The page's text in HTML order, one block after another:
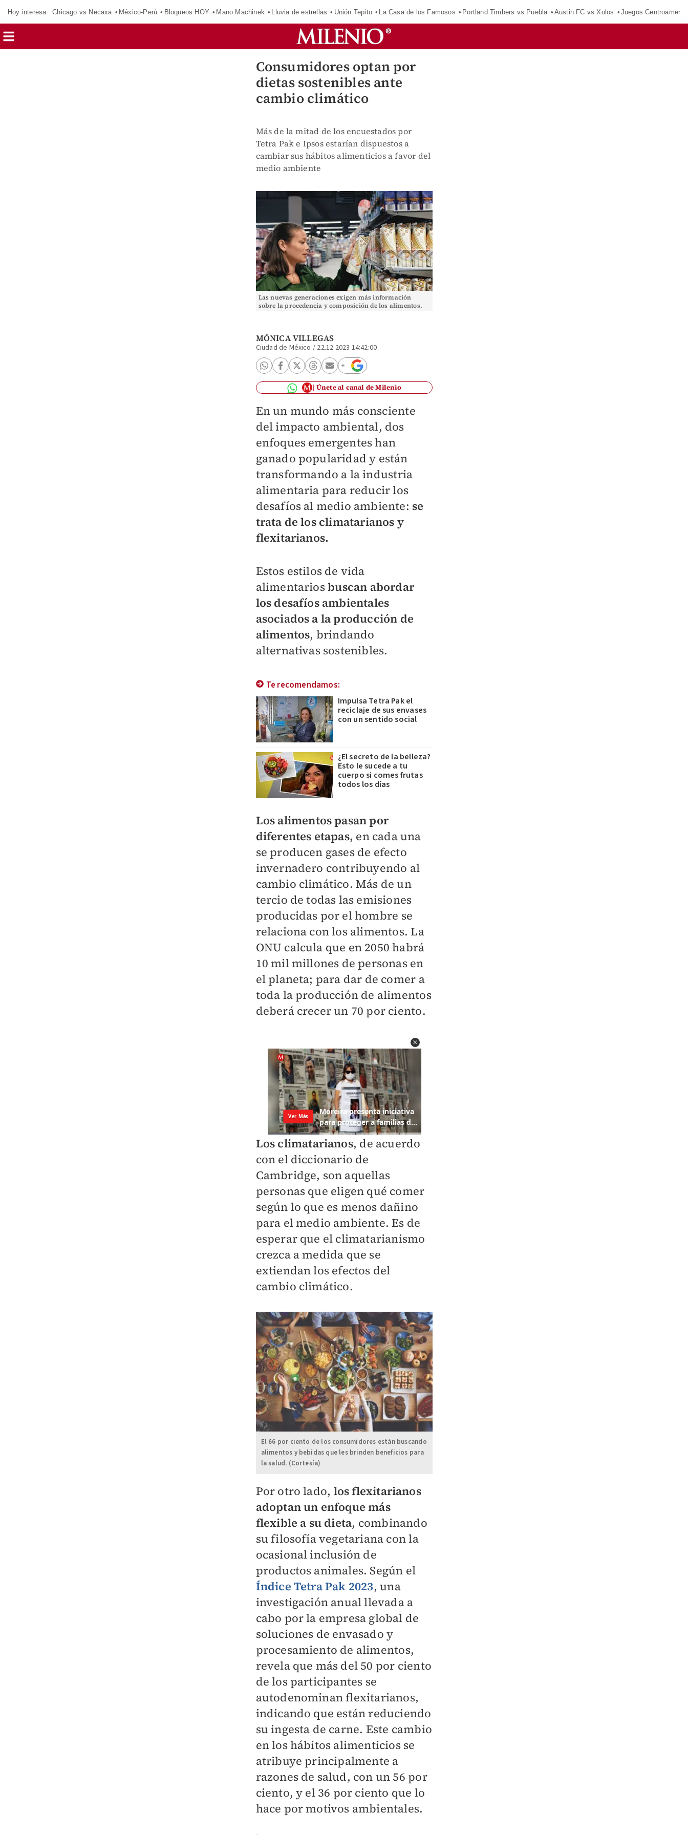
Hoy interesa: Chicago vs Necaxa México-Perú Bloqueos HOY Mano Machinek Lluvia de estrellas Unión Tepito La Casa de los Famosos Portland Timbers vs Puebla Austin FC vs Xolos Juegos
Consumidores optan por
dietas sostenibles ante
cambio climático
Más de la mitad de los encuestados por
Tetra Pak e Ipsos estarían dispuestos a
cambiar sus hábitos alimenticios a favor del
medio ambiente
Las nuevas generaciones exigen más información
sobre la procedencia y composición de los alimentos.
MÓNICA VILLEGAS
Ciudad de México / 22.12.2023 14:42:00
Únete al canal de Milenio
En un mundo más consciente
del impacto ambiental, dos
enfoques emergentes han
ganado popularidad y están
transformando a la industria
alimentaria para reducir los
desafíos al medio ambiente: se
trata de los climatarianos y
flexitarianos.
Estos estilos de vida
alimentariosbuscan abordar
los desafíos ambientales
asociados a la producción de
alimentos, brindando
alternativas sostenibles.
Te recomendamos:
Impulsa Tetra Pak el
reciclaje de sus envases
con un sentido social
¿El secreto de la belleza?
Esto le sucede a tu
cuerpo si comes frutas
todos los días
Los alimentos pasan por
diferentes etapas, en cada una
se producen gases de efecto
invernadero contribuyendo al
cambio climático. Más de un
tercio de todas las emisiones
producidas por el hombre se
relaciona con los alimentos. La
ONU calcula que en 2050 habrá
10 mil millones de personas en
el planeta; para dar de comer a
toda la producción de alimentos
deberá crecer un 70 por ciento.
Los climatarianos, de acuerdo
con el diccionario de
Cambridge, son aquellas
personas que eligen qué comer
según lo que es menos dañino
para el medio ambiente. Es de
esperar que el climatarianismo
crezca a medida que se
extiendan los efectos del
cambio climático.
El 66 por ciento de los consumidores están buscando
alimentos y bebidas que les brinden beneficios para
la salud. (Cortesía)
Por otro lado, los flexitarianos
adoptan un enfoque más
flexible a su dieta, combinando
su filosofía vegetariana con la
ocasional inclusión de
productos animales. Según el
Índice Tetra Pak 2023, una
investigación anual llevada a
cabo por la empresa global de
soluciones de envasado y
procesamiento de alimentos,
revela que más del 50 por ciento
de los participantes se
autodenominan flexitarianos,
indicando que están reduciendo
su ingesta de carne. Este cambio
en los hábitos alimenticios se
atribuye principalmente a
razones de salud, con un 56 por
ciento, y el 36 por ciento que lo
hace por motivos ambientales.